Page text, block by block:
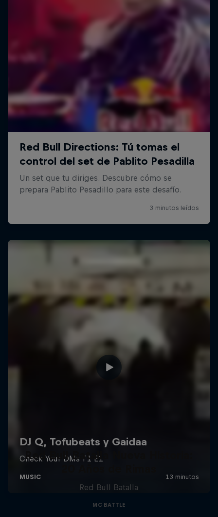
Red Bull Batalla Nueva Historia:
Red Bull Batalla
MC BATTLE